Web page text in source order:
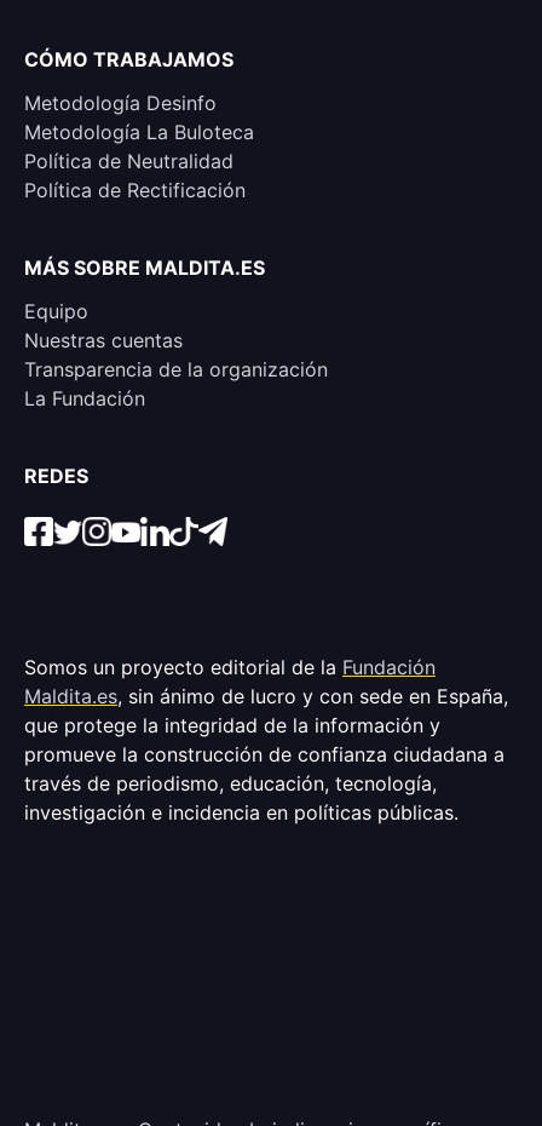
CÓMO TRABAJAMOS
Metodología Desinfo
Metodología La Buloteca
Política de Neutralidad
Política de Rectificación
MÁS SOBRE MALDITA.ES
Equipo
Nuestras cuentas
Transparencia de la organización
La Fundación
REDES
Somos un proyecto editorial de la Fundación
Maldita.es, sin ánimo de lucro y con sede en España,
que protege la integridad de la información y
promueve la construcción de confianza ciudadana a
través de periodismo, educación, tecnología,
investigación e incidencia en políticas públicas.